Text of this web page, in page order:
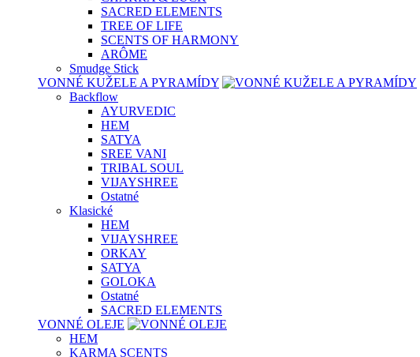
SACRED ELEMENTS
TREE OF LIFE
SCENTS OF HARMONY
ARÔME
Smudge Stick
VONNÉ KUŽELE A PYRAMÍDY
Backflow
AYURVEDIC
HEM
SATYA
SREE VANI
TRIBAL SOUL
VIJAYSHREE
Ostatné
Klasické
HEM
VIJAYSHREE
ORKAY
SATYA
GOLOKA
Ostatné
SACRED ELEMENTS
VONNÉ OLEJE
HEM
KARMA SCENTS